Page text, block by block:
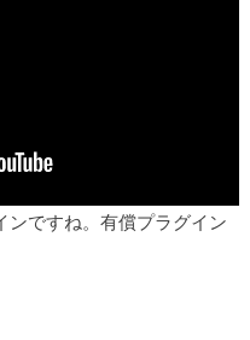
ンですね。有償プラグイン